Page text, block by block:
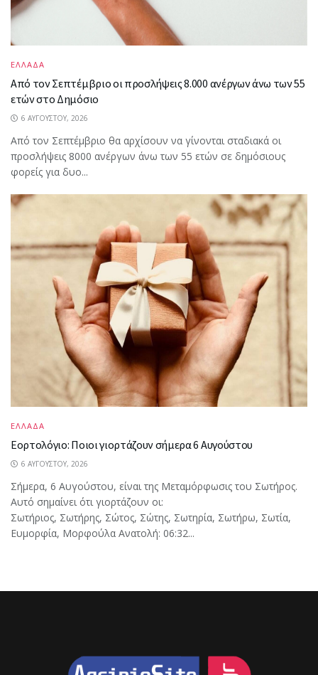
ΕΛΛΑΔΑ
Από τον Σεπτέμβριο οι προσλήψεις 8.000 ανέργων άνω των 55
ετών στο Δημόσιο
6 ΑΥΓΟΎΣΤΟΥ, 2026
Από τον Σεπτέμβριο θα αρχίσουν να γίνονται σταδιακά οι
προσλήψεις 8000 ανέργων άνω των 55 ετών σε δημόσιους
φορείς για δυο...
ΕΛΛΑΔΑ
Εορτολόγιο: Ποιοι γιορτάζουν σήμερα 6 Αυγούστου
6 ΑΥΓΟΎΣΤΟΥ, 2026
Σήμερα, 6 Αυγούστου, είναι της Μεταμόρφωσις του Σωτήρος.
Αυτό σημαίνει ότι γιορτάζουν οι:
Σωτήριος, Σωτήρης, Σώτος, Σώτης, Σωτηρία, Σωτήρω, Σωτία,
Ευμορφία, Μορφούλα Ανατολή: 06:32...